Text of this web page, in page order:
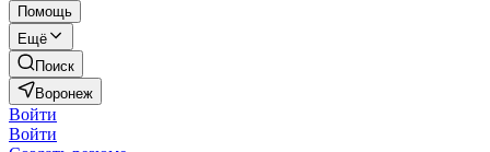
Помощь
Ещё
Поиск
Воронеж
Войти
Войти